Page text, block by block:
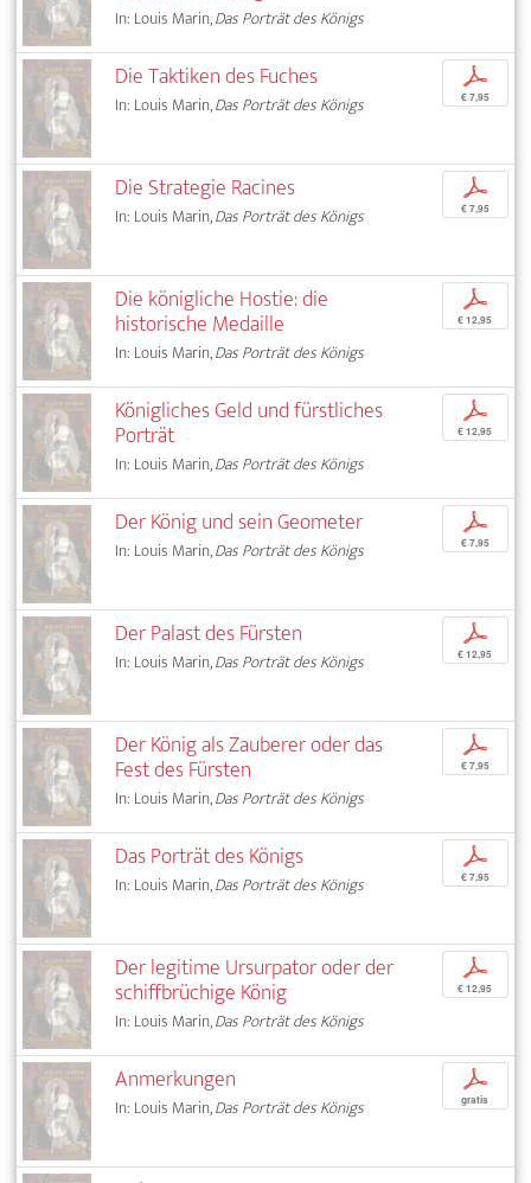
In: Louis Marin,Das Porträt des Königs
Die Taktiken des Fuches
In: Louis Marin,Das Porträt des Königs
p
€ 7,95
Die Strategie Racines
In: Louis Marin,Das Porträt des Königs
p
€ 7,95
Die königliche Hostie: die
historische Medaille
In: Louis Marin,Das Porträt des Königs
p
€ 12,95
Königliches Geld und fürstliches
Porträt
In: Louis Marin,Das Porträt des Königs
p
€ 12,95
Der König und sein Geometer
In: Louis Marin,Das Porträt des Königs
p
€ 7,95
Der Palast des Fürsten
In: Louis Marin,Das Porträt des Königs
p
€ 12,95
Der König als Zauberer oder das
Fest des Fürsten
In: Louis Marin,Das Porträt des Königs
p
€ 7,95
Das Porträt des Königs
In: Louis Marin,Das Porträt des Königs
p
€ 7,95
Der legitime Ursurpator oder der
schiffbrüchige König
In: Louis Marin,Das Porträt des Königs
p
€ 12,95
Anmerkungen
In: Louis Marin,Das Porträt des Königs
p
gratis